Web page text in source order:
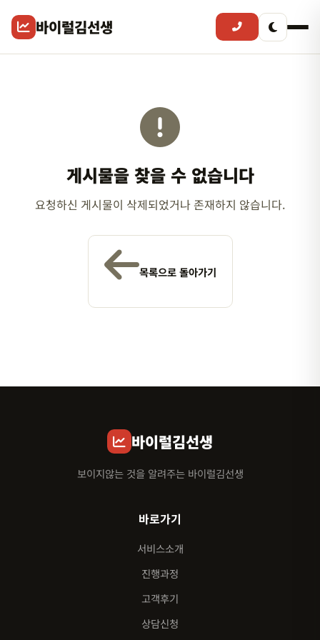
바이럴김선생
게시물을 찾을 수 없습니다
요청하신 게시물이 삭제되었거나 존재하지 않습니다.
목록으로 돌아가기
바이럴김선생
보이지않는 것을 알려주는 바이럴김선생
바로가기
서비스소개
진행과정
고객후기
상담신청